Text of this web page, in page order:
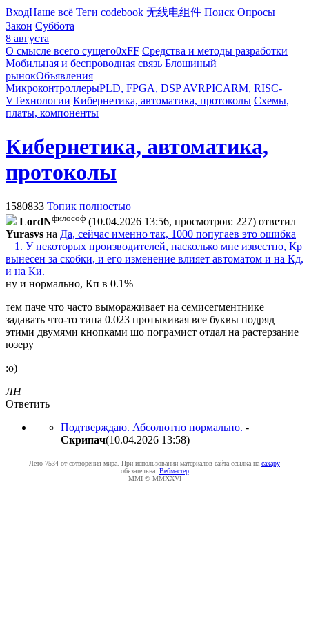
ВходНаше всё Теги codebook 无线电组件 Поиск Опросы
Закон Суббота
8 августа
О смысле всего сущего0xFF Средства и методы разработки
Мобильная и беспроводная связь Блошиный
рынокОбъявления
МикроконтроллерыPLD, FPGA, DSP AVRPICARM, RISC-
VТехнологии Кибернетика, автоматика, протоколы Схемы,
платы, компоненты
Кибернетика, автоматика,
протоколы
1580833 Топик полностью
LordNфилософ (10.04.2026 13:56, просмотров: 227) ответил
Yurasvs на Да, сейчас именно так, 1000 попугаев это ошибка
= 1. У некоторых производителей, насколько мне известно, Кр
вынесен за скобки, и его изменение влияет автоматом и на Кд,
и на Ки.
ну и нормально, Кп в 0.1%
тем паче что часто вымораживает на семисегментнике
задавать что-то типа 0.023 протыкивая все буквы подряд
этими двумями кнопками шо пограмист отдал на растерзание
юзеру
:о)
ЛН
Ответить
Подтверждаю. Абсолютно нормально. -
Cкpипaч(10.04.2026 13:58)
Лето 7534 от сотворения мира. При использовании материалов сайта ссылка на caxapу
обязательна. Вебмастер
MMI © MMXXVI